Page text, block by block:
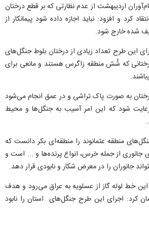
اردیبهشت از عدم نظارتی که بر قطع درختان
کرد و افزود: نباید اجازه داده شود پیمانکار از
شده خارج شود.
این طرح تعداد زیادی از درختان بلوط جنگل‌های
درختانی که شُش منطقه زاگرس هستند و مانعی برای
به صورت پاک تراشی و در عمق انجام می‌شود
رعایت شود که این امر آسیب به جنگل‌ها و محیط
منطقه عثمانوند را منطقه‌ای بکر دانست که
جانوری از جمله خرس، انواع پرنده‌ها و ... است و
جانوران را در معرض شکار و نابودی قرار دهد.
این خط لوله گاز از عسلویه به عراق می‌رود و هدف
کرد: اجرای این طرح جنگل‌های استان را نابود